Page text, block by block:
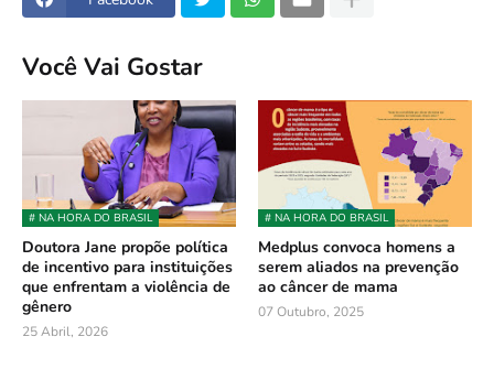
Você Vai Gostar
# NA HORA DO BRASIL
Doutora Jane propõe política
de incentivo para instituições
que enfrentam a violência de
gênero
25 Abril, 2026
# NA HORA DO BRASIL
Medplus convoca homens a
serem aliados na prevenção
ao câncer de mama
07 Outubro, 2025